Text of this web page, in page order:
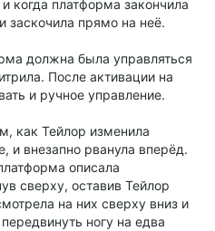
когда платформа закончила
заскочила прямо на неё.
должна была управляться
После активации на
и ручное управление.
как Тейлор изменила
и внезапно рванула вперёд.
описала
сверху, оставив Тейлор
на них сверху вниз и
ногу на едва